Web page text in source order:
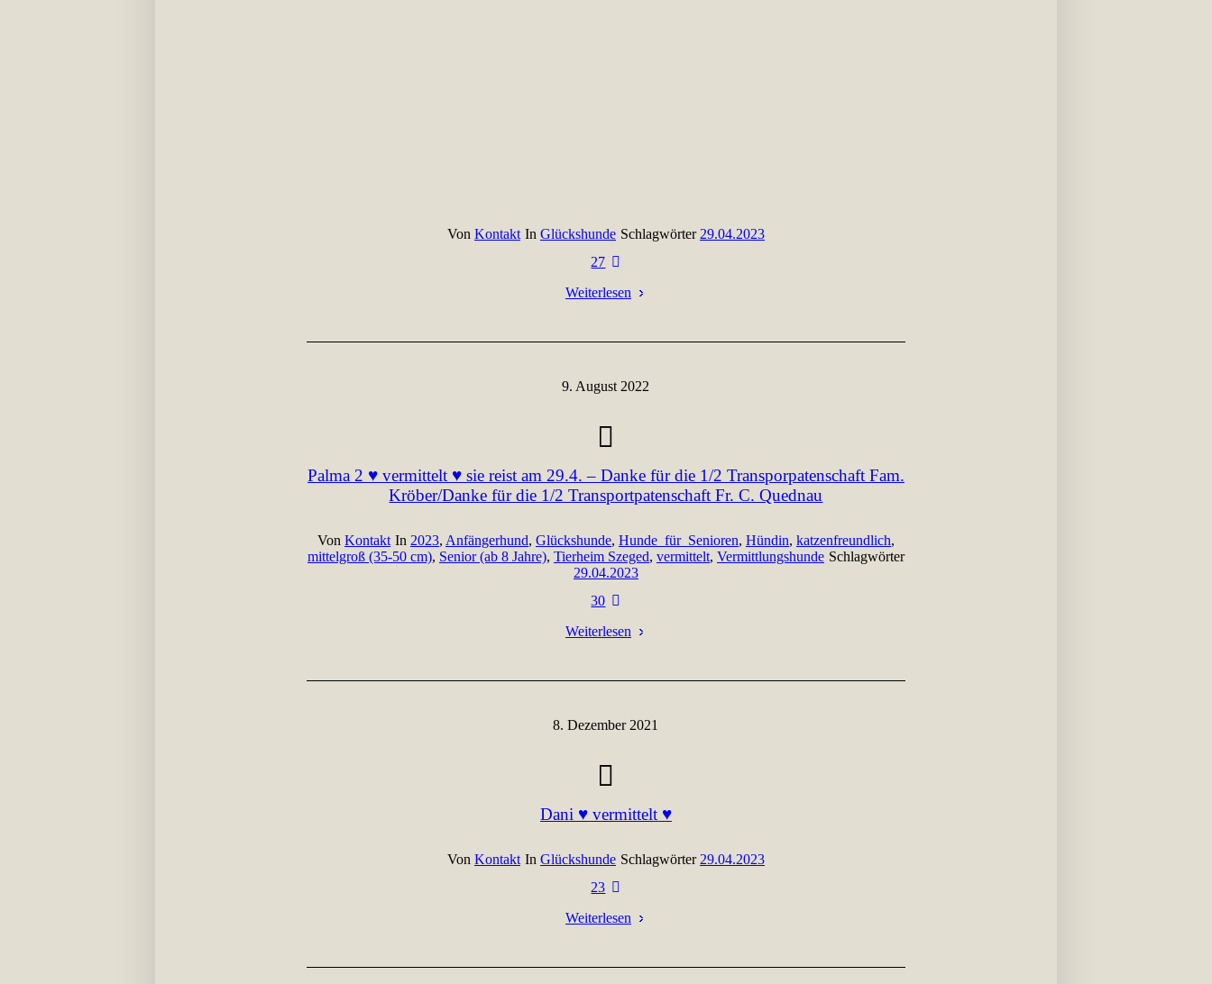
Von Kontakt In Glückshunde Schlagwörter 29.04.2023
27
Weiterlesen
9. August 2022
Palma 2 ♥ vermittelt ♥ sie reist am 29.4. – Danke für die 1/2 Transporpatenschaft Fam.
Kröber/Danke für die 1/2 Transportpatenschaft Fr. C. Quednau
Von Kontakt In 2023, Anfängerhund, Glückshunde, Hunde_für_Senioren, Hündin, katzenfreundlich,
mittelgroß (35-50 cm), Senior (ab 8 Jahre), Tierheim Szeged, vermittelt, Vermittlungshunde Schlagwörter
29.04.2023
30
Weiterlesen
8. Dezember 2021
Dani ♥ vermittelt ♥
Von Kontakt In Glückshunde Schlagwörter 29.04.2023
23
Weiterlesen